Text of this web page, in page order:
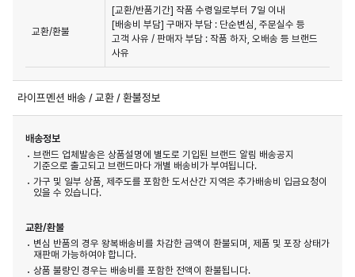
교환/환불
[교환/반품기간] 작품 수령일로부터 7일 이내
[배송비 부담] 구매자 부담 : 단순변심, 주문실수 등
고객 사유 / 판매자 부담 : 작품 하자, 오배송 등 브랜드
사유
라이프멘션 배송 / 교환 / 환불정보
배송정보
브랜드 업체발송은 상품설명에 별도로 기입된 브랜드 알림 배송공지
기준으로 출고되고 브랜드마다 개별 배송비가 부여됩니다.
가구 및 일부 상품, 제주도를 포함한 도서산간 지역은 추가배송비 입금요청이
있을 수 있습니다.
교환/환불
변심 반품의 경우 왕복배송비를 차감한 금액이 환불되며, 제품 및 포장 상태가
재판매 가능하여야 합니다.
상품 불량인 경우는 배송비를 포함한 전액이 환불됩니다.